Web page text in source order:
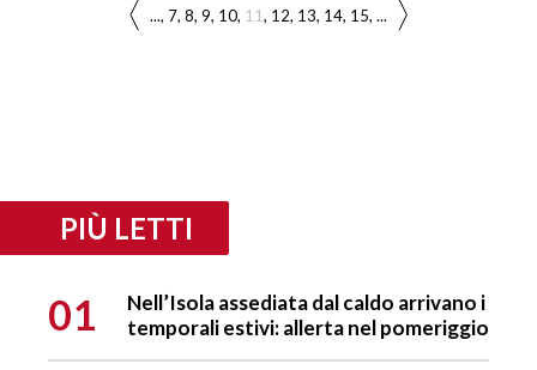
... 7 8 9 10 11 12 13 14 15 ...
PIÙ LETTI
01
Nell’Isola assediata dal caldo arrivano i
temporali estivi: allerta nel pomeriggio